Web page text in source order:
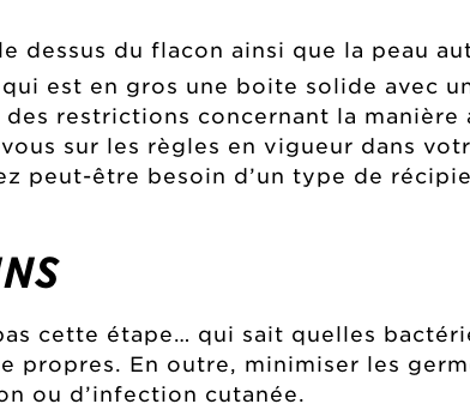
dessus du flacon ainsi que la peau
est en gros une boite solide avec
restrictions concernant la
sur les règles en vigueur dans
peut-être besoin d’un type de
cette étape… qui sait quelles
propres. En outre, minimiser les
ou d’infection cutanée.